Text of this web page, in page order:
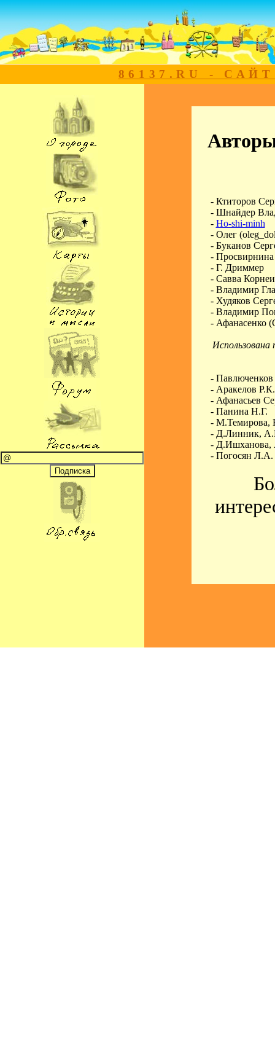
86137.RU -
- Ктиторов
- Шнайдер
- Ho-shi-minh
- Олег
- Буканов
- Просвирнина
- Г. Дриммер
- Савва
- Владимир
- Худяков
- Владимир
- Афанасенко
-
- Аракелов Р.К.
- Афанасьев
- Панина Н.Г.
- М.Темирова,
- Д.Линник,
- Д.Ишханова,
- Погосян Л.А.